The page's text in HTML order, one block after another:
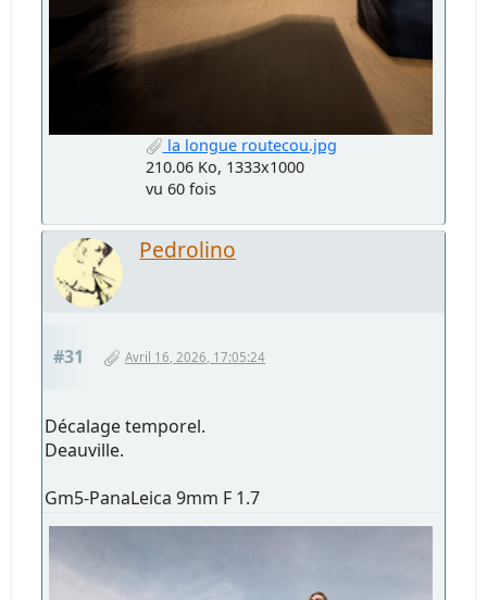
la longue routecou.jpg
210.06 Ko, 1333x1000
vu 60 fois
Pedrolino
#31 Avril 16, 2026, 17:05:24
Décalage temporel.
Deauville.
Gm5-PanaLeica 9mm F 1.7